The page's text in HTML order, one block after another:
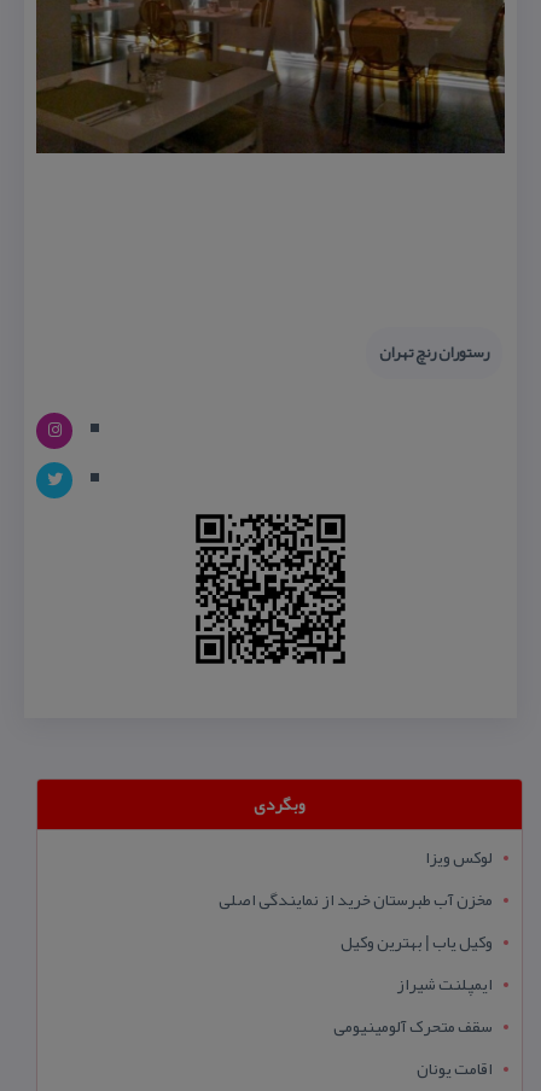
رستوران رنچ تهران
وبگردی
لوکس ویزا
مخزن آب طبرستان خرید از نمایندگی اصلی
وکیل یاب | بهترین وکیل
ایمپلنت شیراز
سقف متحرک آلومینیومی
اقامت یونان